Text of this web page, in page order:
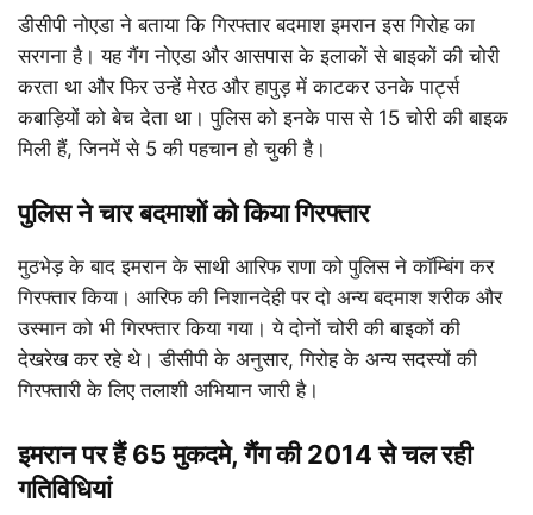
डीसीपी नोएडा ने बताया कि गिरफ्तार बदमाश इमरान इस गिरोह का
सरगना है। यह गैंग नोएडा और आसपास के इलाकों से बाइकों की चोरी
करता था और फिर उन्हें मेरठ और हापुड़ में काटकर उनके पार्ट्स
कबाड़ियों को बेच देता था। पुलिस को इनके पास से 15 चोरी की बाइक
मिली हैं, जिनमें से 5 की पहचान हो चुकी है।
पुलिस ने चार बदमाशों को किया गिरफ्तार
मुठभेड़ के बाद इमरान के साथी आरिफ राणा को पुलिस ने कॉम्बिंग कर
गिरफ्तार किया। आरिफ की निशानदेही पर दो अन्य बदमाश शरीक और
उस्मान को भी गिरफ्तार किया गया। ये दोनों चोरी की बाइकों की
देखरेख कर रहे थे। डीसीपी के अनुसार, गिरोह के अन्य सदस्यों की
गिरफ्तारी के लिए तलाशी अभियान जारी है।
इमरान पर हैं 65 मुकदमे, गैंग की 2014 से चल रही
गतिविधियां